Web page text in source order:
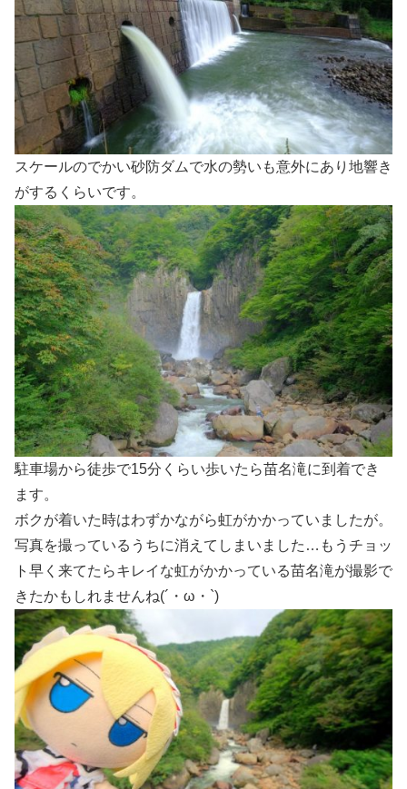
スケールのでかい砂防ダムで水の勢いも意外にあり地響き
がするくらいです。
駐車場から徒歩で15分くらい歩いたら苗名滝に到着でき
ます。
ボクが着いた時はわずかながら虹がかかっていましたが。
写真を撮っているうちに消えてしまいました…もうチョッ
ト早く来てたらキレイな虹がかかっている苗名滝が撮影で
きたかもしれませんね(´・ω・`)